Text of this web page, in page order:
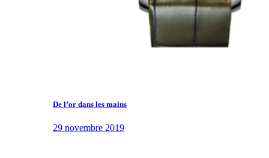
De l’or dans les mains
29 novembre 2019